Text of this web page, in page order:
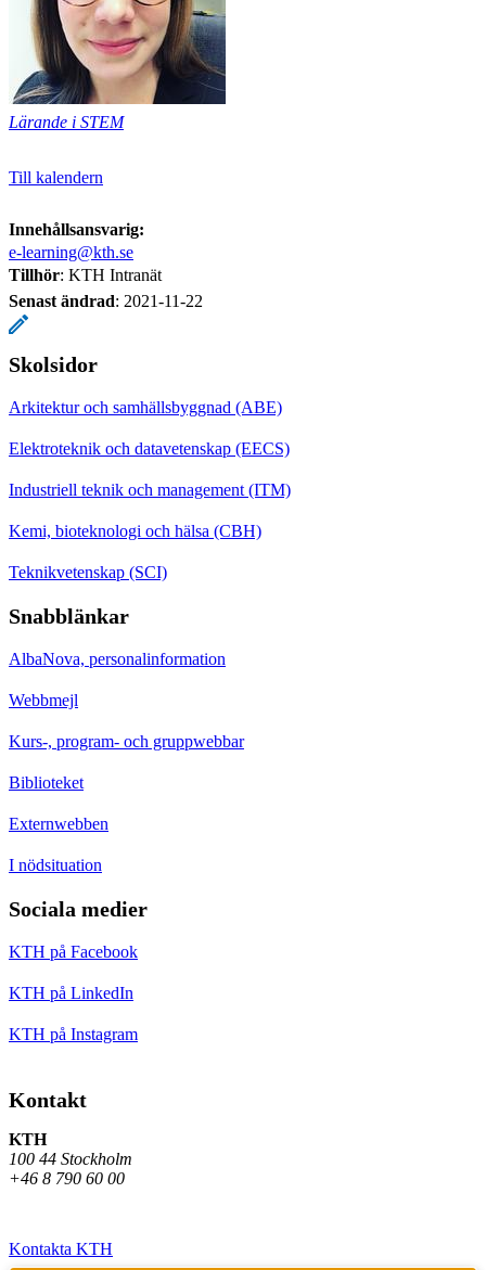
Lärande i STEM
Till kalendern
Innehållsansvarig:
e-learning@kth.se
Tillhör: KTH Intranät
Senast ändrad: 2021-11-22
Skolsidor
Arkitektur och samhällsbyggnad (ABE)
Elektroteknik och datavetenskap (EECS)
Industriell teknik och management (ITM)
Kemi, bioteknologi och hälsa (CBH)
Teknikvetenskap (SCI)
Snabblänkar
AlbaNova, personalinformation
Webbmejl
Kurs-, program- och gruppwebbar
Biblioteket
Externwebben
I nödsituation
Sociala medier
KTH på Facebook
KTH på LinkedIn
KTH på Instagram
Kontakt
KTH
100 44 Stockholm
+46 8 790 60 00
Kontakta KTH